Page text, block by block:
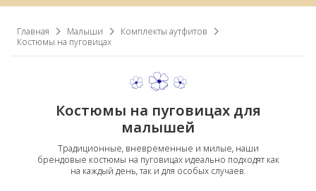
Главная Малыши
Комплекты аутфитов
Костюмы на пуговицах
Костюмы на пуговицах для
малышей
Традиционные, вневременные и милые, наши
брендовые костюмы на пуговицах идеально подходят как
на каждый день, так и для особых случаев.